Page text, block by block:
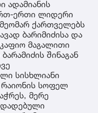
ადამიანის
ერთი ლიდერი
ქართველებს
ბარიმიძისა და
მაგალითი
შინაგან
სისხლიანი
რაიონის სოფელ
მერე